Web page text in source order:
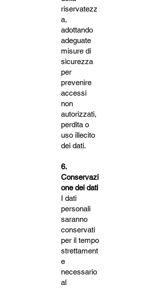
riservatezz
a,
adottando
adeguate
misure di
sicurezza
per
prevenire
accessi
non
autorizzati,
perdita o
uso illecito
dei dati.
6.
Conservazi
one dei dati
I dati
personali
saranno
conservati
per il tempo
strettament
e
necessario
al